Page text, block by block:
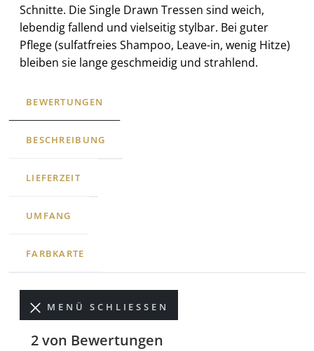
Schnitte. Die Single Drawn Tressen sind weich,
lebendig fallend und vielseitig stylbar. Bei guter
Pflege (sulfatfreies Shampoo, Leave-in, wenig Hitze)
bleiben sie lange geschmeidig und strahlend.
BEWERTUNGEN
BESCHREIBUNG
LIEFERZEIT
UMFANG
FARBKARTE
MENÜ SCHLIESSEN
2 von Bewertungen